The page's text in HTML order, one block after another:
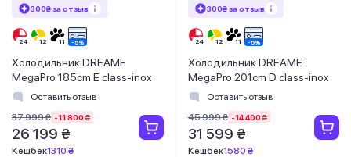
300₴ за отзыв
Холодильник DREAME
MegaPro 185cm E class-inox
Оставить отзыв
37 999 ₴ -11 800 ₴
26 199 ₴
Кешбек1310 ₴
300₴ за отзыв
Холодильник DREAME
MegaPro 201cm D class-inox
Оставить отзыв
45 999 ₴ -14 400 ₴
31 599 ₴
Кешбек1580 ₴